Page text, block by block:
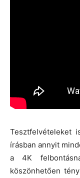
Tesztfelvételeket
írásban annyit
a 4K
köszönhetően